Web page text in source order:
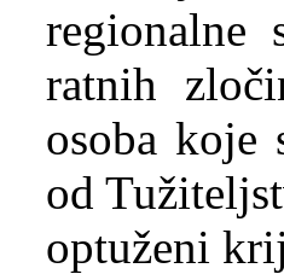
regionalne
ratnih
osoba koje
od
optuženi